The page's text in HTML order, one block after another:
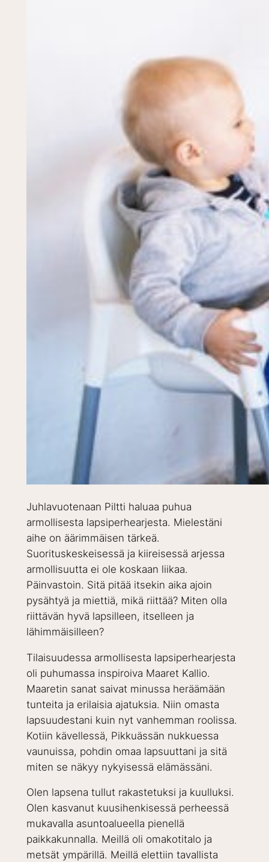
Juhlavuotenaan Piltti haluaa puhua
armollisesta lapsiperhearjesta. Mielestäni
aihe on äärimmäisen tärkeä.
Suorituskeskeisessä ja kiireisessä arjessa
armollisuutta ei ole koskaan liikaa.
Päinvastoin. Sitä pitää itsekin aika ajoin
pysähtyä ja miettiä, mikä riittää? Miten olla
riittävän hyvä lapsilleen, itselleen ja
lähimmäisilleen?
Tilaisuudessa armollisesta lapsiperhearjesta
oli puhumassa inspiroiva Maaret Kallio.
Maaretin sanat saivat minussa heräämään
tunteita ja erilaisia ajatuksia. Niin omasta
lapsuudestani kuin nyt vanhemman roolissa.
Kotiin kävellessä, Pikkuässän nukkuessa
vaunuissa, pohdin omaa lapsuuttani ja sitä
miten se näkyy nykyisessä elämässäni.
Olen lapsena tullut rakastetuksi ja kuulluksi.
Olen kasvanut kuusihenkisessä perheessä
mukavalla asuntoalueella pienellä
paikkakunnalla. Meillä oli omakotitalo ja
metsät ympärillä. Meillä elettiin tavallista